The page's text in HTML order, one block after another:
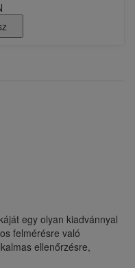
egy olyan kiadvánnyal
felmérésre való
ellenőrzésre,